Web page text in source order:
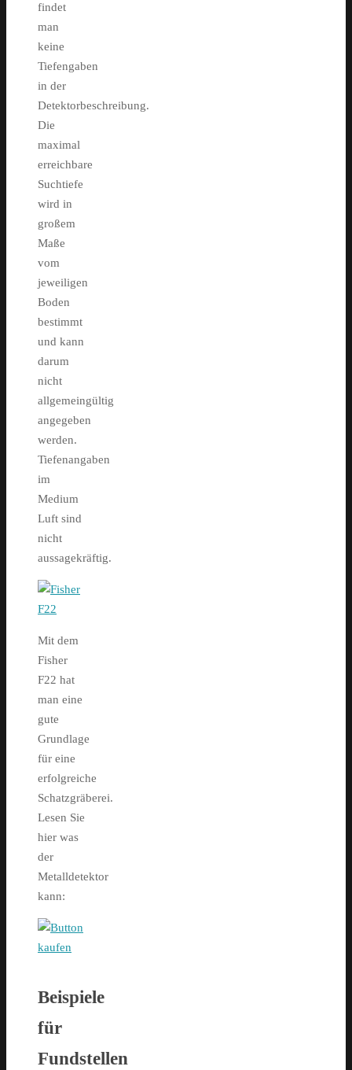
findet
man
keine
Tiefengaben
in der
Detektorbeschreibung.
Die
maximal
erreichbare
Suchtiefe
wird in
großem
Maße
vom
jeweiligen
Boden
bestimmt
und kann
darum
nicht
allgemeingültig
angegeben
werden.
Tiefenangaben
im
Medium
Luft sind
nicht
aussagekräftig.
Mit dem
Fisher
F22 hat
man eine
gute
Grundlage
für eine
erfolgreiche
Schatzgräberei.
Lesen Sie
hier was
der
Metalldetektor
kann:
Beispiele
für
Fundstellen